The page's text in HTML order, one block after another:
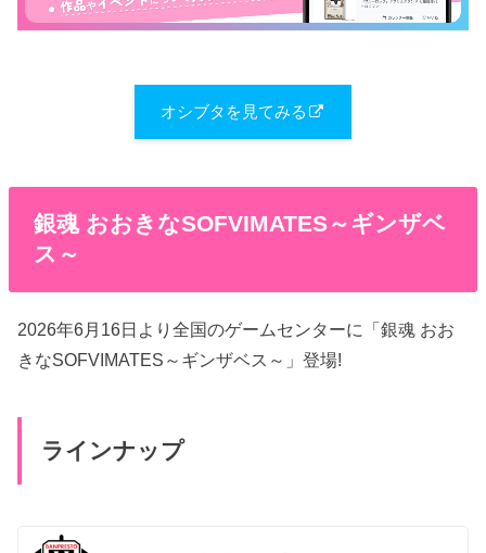
オシブタを見てみる
銀魂 おおきなSOFVIMATES～ギンザベ
ス～
2026年6月16日より全国のゲームセンターに「銀魂 おお
きなSOFVIMATES～ギンザベス～」登場!
ラインナップ